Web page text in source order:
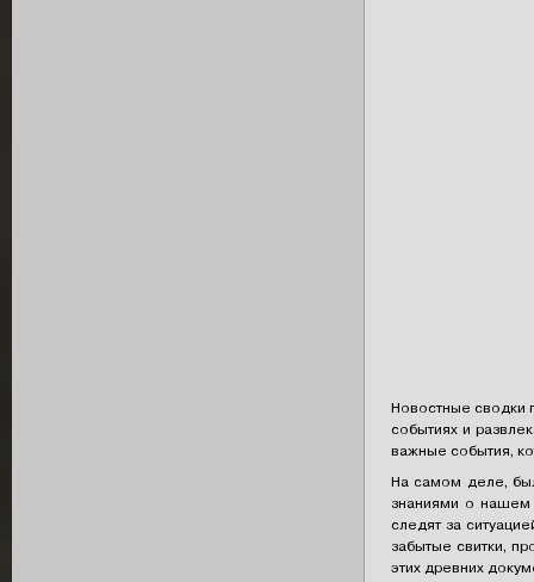
Новостные сводки
событиях и
важные события,
На самом деле,
знаниями о
следят за
забытые свитки,
этих древних